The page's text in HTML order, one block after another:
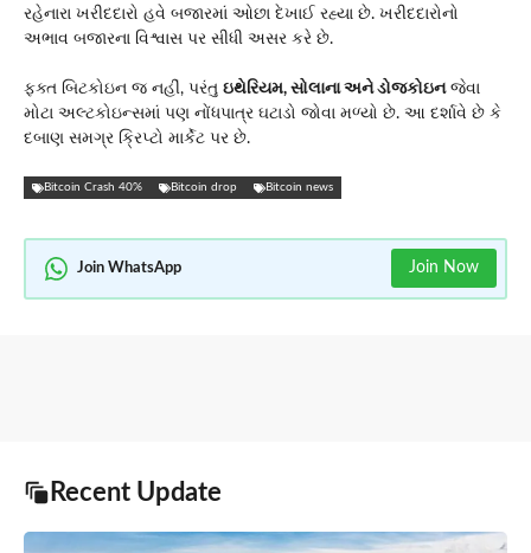
રહેનારા ખરીદદારો હવે બજારમાં ઓછા દેખાઈ રહ્યા છે. ખરીદદારોનો
અભાવ બજારના વિશ્વાસ પર સીધી અસર કરે છે.
ફક્ત બિટકોઇન જ નહીં, પરંતુ ઇથેરિયમ, સોલાના અને ડોજકોઇનજેવા
મોટા અલ્ટકોઇન્સમાં પણ નોંધપાત્ર ઘટાડો જોવા મળ્યો છે. આ દર્શાવે છે કે
દબાણ સમગ્ર ક્રિપ્ટો માર્કેટ પર છે.
Bitcoin Crash 40% Bitcoin drop Bitcoin news
Join WhatsApp Join Now
Recent Update